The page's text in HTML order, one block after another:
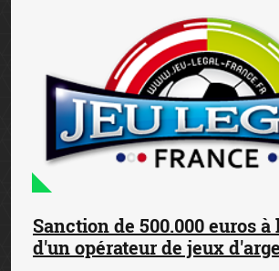
Sanction de 500.000 euros
d'un opérateur de jeux